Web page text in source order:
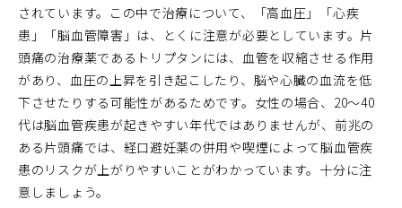
されています。この中で治療について、「高血圧」「心疾
患」「脳血管障害」は、とくに注意が必要としています。片
頭痛の治療薬であるトリプタンには、血管を収縮させる作用
があり、血圧の上昇を引き起こしたり、脳や心臓の血流を低
下させたりする可能性があるためです。女性の場合、20～40
代は脳血管疾患が起きやすい年代ではありませんが、前兆の
ある片頭痛では、経口避妊薬の併用や喫煙によって脳血管疾
患のリスクが上がりやすいことがわかっています。十分に注
意しましょう。